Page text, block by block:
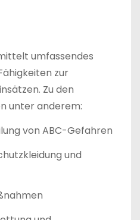
umfassendes
zur
Zu den
unter anderem:
von ABC-Gefahren
und